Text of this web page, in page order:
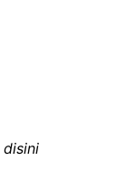
disini